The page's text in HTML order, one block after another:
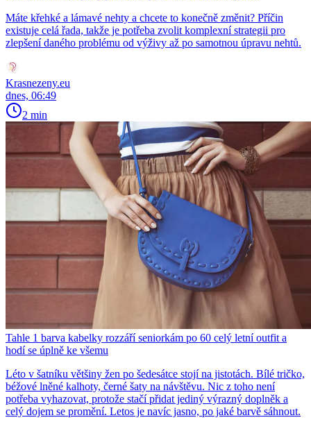
Máte křehké a lámavé nehty a chcete to konečně změnit? Příčin
existuje celá řada, takže je potřeba zvolit komplexní strategii pro
zlepšení daného problému od výživy až po samotnou úpravu nehtů.
Krasnezeny.eu
dnes, 06:49
2 min
Tahle 1 barva kabelky rozzáří seniorkám po 60 celý letní outfit a
hodí se úplně ke všemu
Léto v šatníku většiny žen po šedesátce stojí na jistotách. Bílé tričko,
béžové lněné kalhoty, černé šaty na návštěvu. Nic z toho není
potřeba vyhazovat, protože stačí přidat jediný výrazný doplněk a
celý dojem se promění. Letos je navíc jasno, po jaké barvě sáhnout.